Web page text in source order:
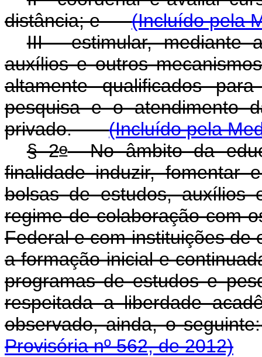
distância; e
(Incluído pela
III - estimular, mediante
auxílios e outros
altamente qualificados
pesquisa e o atendimento
privado.
(Incluído pela
§ 2oNo âmbito da
finalidade induzir, fomentar
bolsas de estudos, auxílios
regime de colaboração com
Federal e com instituições de
a formação inicial e
programas de estudos e
respeitada a liberdade
observado, ainda, o seguinte:
Provisória nº 562, de 2012)